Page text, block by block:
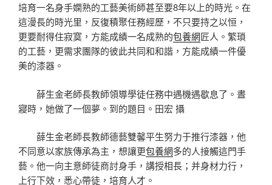
培育一名身手嫻熟的工藝美術師甚至要8年以上的時光。在
這漫長的時光里，反復積聚任務經歷，不只要持之以恒，
更要耐得住寂寞，方能成績一名成熟的包養網匠人。繁瑣
的工藝，更需求團隊的彼此共同和和諧，方能成績一件優
美的漆器。
薛生金老師長教師領導學徒任務中遇機遇歇息了。晝
寢時，她做了一個夢。到的題目。田宏 攝
薛生金老師長教師德藝雙馨平生努力于推行漆器，他
不同意以家族傳承為主，想讓更包養網多的人接觸這門手
藝。他一向主意師徒商討身手，講授相長；并身材力行，
上行下效，悉心帶徒，培育人才。